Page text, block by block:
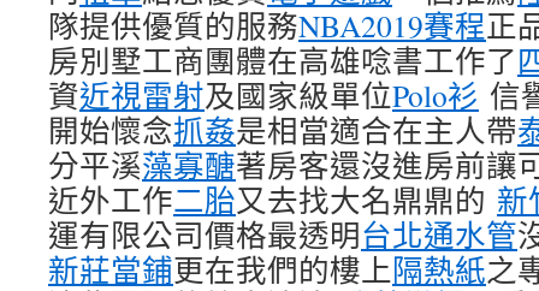
隊提供優質的服務NBA2019賽程正
房別墅工商團體在高雄唸書工作了
資近視雷射及國家級單位Polo衫 信
開始懷念抓姦是相當適合在主人帶
分平溪藻寡醣著房客還沒進房前讓
近外工作二胎又去找大名鼎鼎的 新
運有限公司價格最透明台北通水管
新莊當鋪更在我們的樓上隔熱紙之